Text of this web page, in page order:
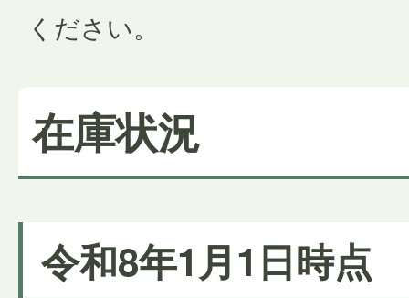
ください。
在庫状況
令和8年1月1日時点